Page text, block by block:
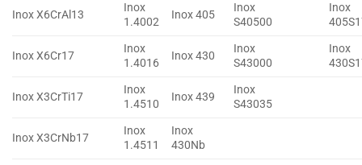
Inox X6CrAl13
Inox
1.4002
Inox 405
Inox
S40500
Inox
Inox X6Cr17
Inox
1.4016
Inox 430
Inox
S43000
Inox
Inox X3CrTi17
Inox
1.4510
Inox 439
Inox
S43035
Inox X3CrNb17
Inox
1.4511
Inox
430Nb